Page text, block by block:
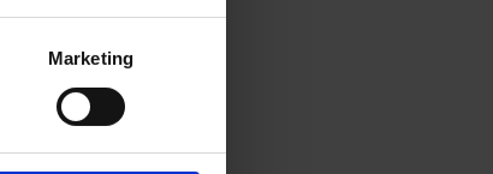
Marketing